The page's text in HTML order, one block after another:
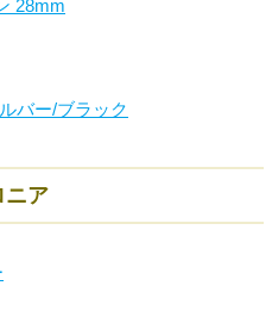
28mm
バー/ブラック
ニア